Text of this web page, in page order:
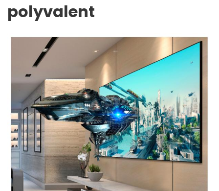
polyvalent